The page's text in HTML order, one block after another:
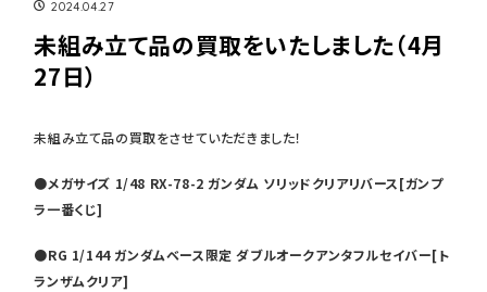
2024.04.27
未組み立て品の買取をいたしました（4月
27日）
未組み立て品の買取をさせていただきました！
●メガサイズ 1/48 RX-78-2 ガンダム ソリッドクリアリバース[ガンプ
ラ一番くじ]
●RG 1/144 ガンダムベース限定 ダブルオークアンタフルセイバー[ト
ランザムクリア]